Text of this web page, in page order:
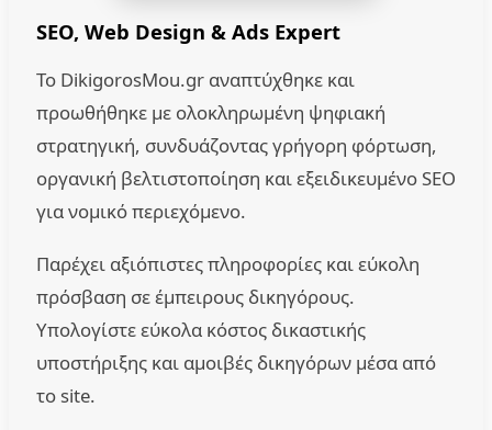
SEO, Web Design & Ads Expert
Το DikigorosMou.gr αναπτύχθηκε και
προωθήθηκε με ολοκληρωμένη ψηφιακή
στρατηγική, συνδυάζοντας γρήγορη φόρτωση,
οργανική βελτιστοποίηση και εξειδικευμένο SEO
για νομικό περιεχόμενο.
Παρέχει αξιόπιστες πληροφορίες και εύκολη
πρόσβαση σε έμπειρους δικηγόρους.
Υπολογίστε εύκολα κόστος δικαστικής
υποστήριξης και αμοιβές δικηγόρων μέσα από
το site.